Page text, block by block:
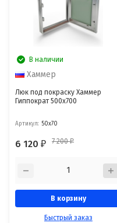
В наличии
Хаммер
Люк под покраску Хаммер
Гиппократ 500x700
Артикул: 50x70
6 120₽ 7 200₽
В корзину
Быстрый заказ